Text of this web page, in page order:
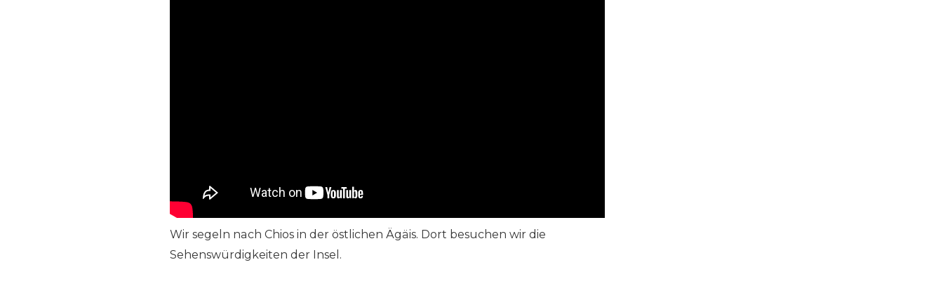
Wir segeln nach Chios in der östlichen Ägäis. Dort besuchen wir die
Sehenswürdigkeiten der Insel.